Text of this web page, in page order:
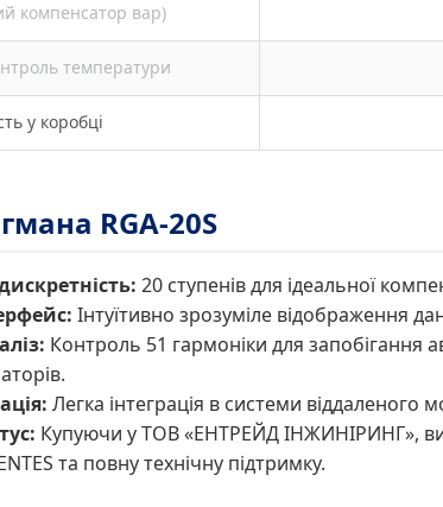
компенсатор вар)
температури
у коробці
RGA-20S
20 ступенів для ідеальної
Інтуїтивно зрозуміле відображення
Контроль 51 гармоніки для запобігання
Легка інтеграція в системи віддаленого
Купуючи у ТОВ «ЕНТРЕЙД ІНЖИНІРИНГ»,
та повну технічну підтримку.